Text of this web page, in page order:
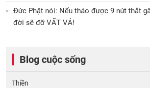
Đức Phật nói: Nếu tháo được 9 nút thắt
đời sẽ đỡ VẤT VẢ!
Blog cuộc sống
Thiền